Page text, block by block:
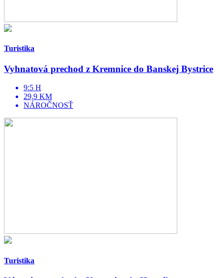
Turistika
Vyhnatová prechod z Kremnice do Banskej Bystrice
9:5 H
29,9 KM
NÁROČNOSŤ
Turistika